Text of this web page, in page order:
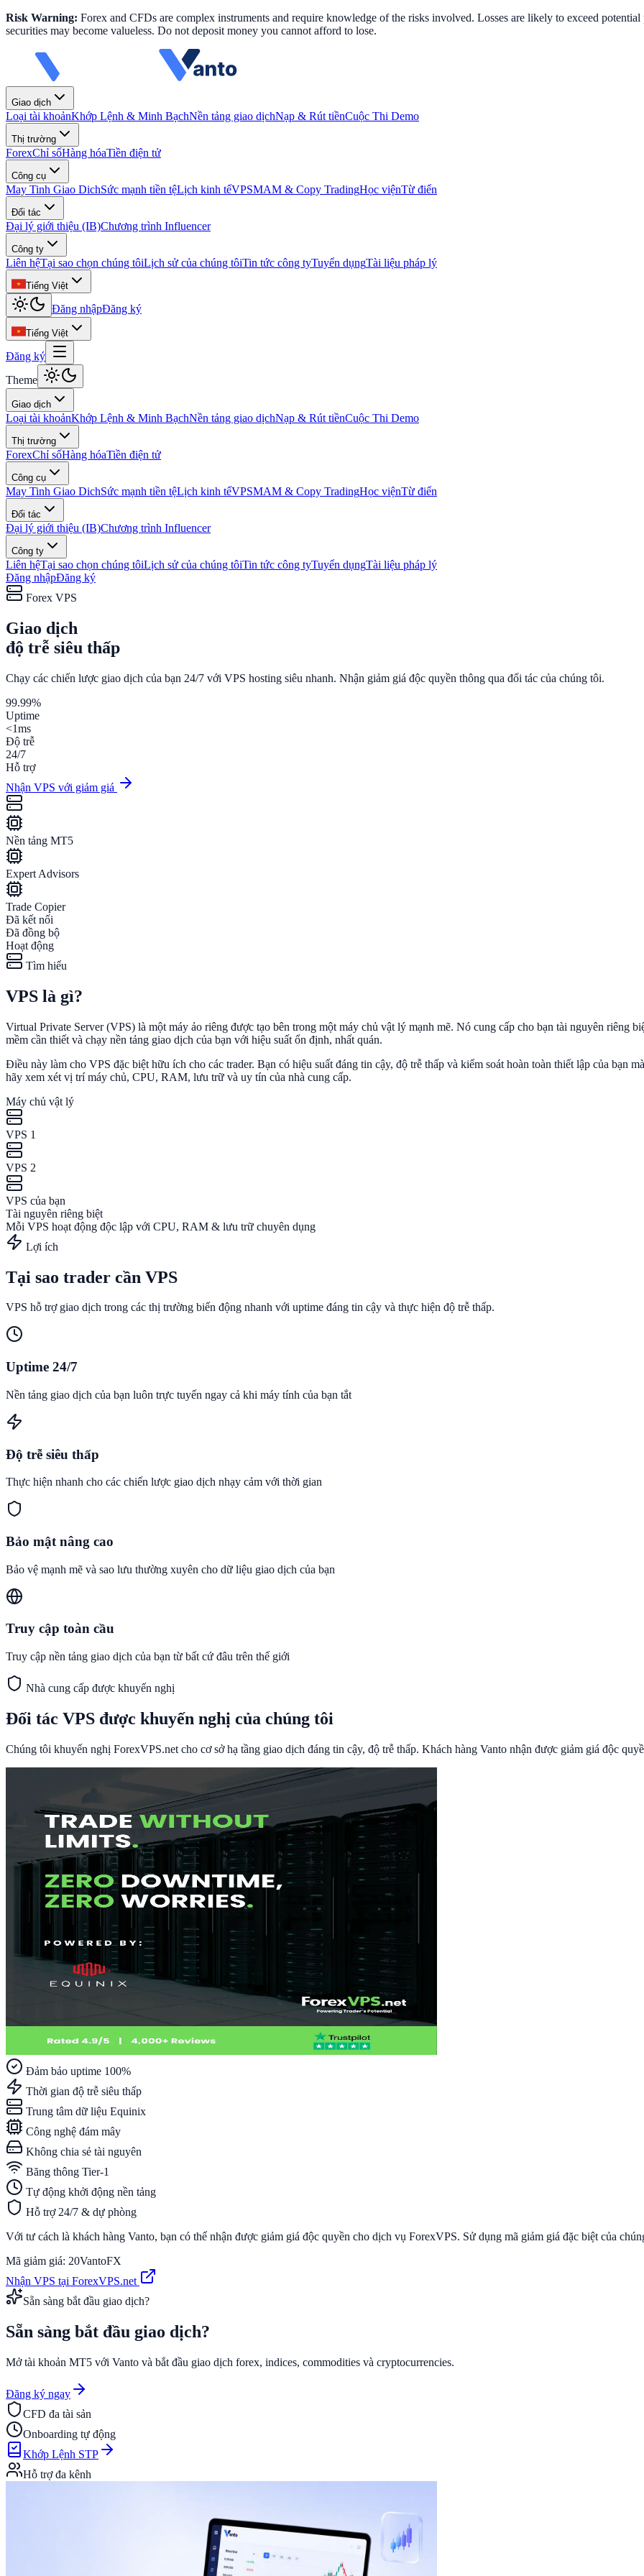
Risk Warning: Forex and CFDs are complex instruments and require knowledge of the risks involved. Losses are likely to exceed
securities may become valueless. Do not deposit money you cannot afford to lose.
Giao dịch
Loại tài khoảnKhớp Lệnh & Minh BạchNền tảng giao dịchNạp & Rút tiềnCuộc Thi Demo
Thị trường
ForexChỉ sốHàng hóaTiền điện tử
Công cụ
May Tinh Giao DichSức mạnh tiền tệLịch kinh tếVPSMAM & Copy TradingHọc việnTừ điển
Đối tác
Đại lý giới thiệu (IB)Chương trình Influencer
Công ty
Liên hệTại sao chọn chúng tôiLịch sử của chúng tôiTin tức công tyTuyển dụngTài liệu pháp lý
Tiếng Việt
Đăng nhậpĐăng ký
Tiếng Việt
Đăng ký
Theme
Giao dịch
Loại tài khoảnKhớp Lệnh & Minh BạchNền tảng giao dịchNạp & Rút tiềnCuộc Thi Demo
Thị trường
ForexChỉ sốHàng hóaTiền điện tử
Công cụ
May Tinh Giao DichSức mạnh tiền tệLịch kinh tếVPSMAM & Copy TradingHọc việnTừ điển
Đối tác
Đại lý giới thiệu (IB)Chương trình Influencer
Công ty
Liên hệTại sao chọn chúng tôiLịch sử của chúng tôiTin tức công tyTuyển dụngTài liệu pháp lý
Đăng nhậpĐăng ký
Forex VPS
Giao dịch
độ trễ siêu thấp
Chạy các chiến lược giao dịch của bạn 24/7 với VPS hosting siêu nhanh. Nhận giảm giá độc quyền thông qua đối tác của chúng tôi.
99.99%
Uptime
<1ms
Độ trễ
24/7
Hỗ trợ
Nhận VPS với giảm giá
Nền tảng MT5
Expert Advisors
Trade Copier
Đã kết nối
Đã đồng bộ
Hoạt động
Tìm hiểu
VPS là gì?
Virtual Private Server (VPS) là một máy ảo riêng được tạo bên trong một máy chủ vật lý mạnh mẽ. Nó cung cấp cho bạn tài nguyên riêng
mềm cần thiết và chạy nền tảng giao dịch của bạn với hiệu suất ổn định, nhất quán.
Điều này làm cho VPS đặc biệt hữu ích cho các trader. Bạn có hiệu suất đáng tin cậy, độ trễ thấp và kiểm soát hoàn toàn thiết lập của bạn
hãy xem xét vị trí máy chủ, CPU, RAM, lưu trữ và uy tín của nhà cung cấp.
Máy chủ vật lý
VPS 1
VPS 2
VPS của bạn
Tài nguyên riêng biệt
Mỗi VPS hoạt động độc lập với CPU, RAM & lưu trữ chuyên dụng
Lợi ích
Tại sao trader cần VPS
VPS hỗ trợ giao dịch trong các thị trường biến động nhanh với uptime đáng tin cậy và thực hiện độ trễ thấp.
Uptime 24/7
Nền tảng giao dịch của bạn luôn trực tuyến ngay cả khi máy tính của bạn tắt
Độ trễ siêu thấp
Thực hiện nhanh cho các chiến lược giao dịch nhạy cảm với thời gian
Bảo mật nâng cao
Bảo vệ mạnh mẽ và sao lưu thường xuyên cho dữ liệu giao dịch của bạn
Truy cập toàn cầu
Truy cập nền tảng giao dịch của bạn từ bất cứ đâu trên thế giới
Nhà cung cấp được khuyến nghị
Đối tác VPS được khuyến nghị của chúng tôi
Chúng tôi khuyến nghị ForexVPS.net cho cơ sở hạ tầng giao dịch đáng tin cậy, độ trễ thấp. Khách hàng Vanto nhận được giảm giá độc
Đảm bảo uptime 100%
Thời gian độ trễ siêu thấp
Trung tâm dữ liệu Equinix
Công nghệ đám mây
Không chia sẻ tài nguyên
Băng thông Tier-1
Tự động khởi động nền tảng
Hỗ trợ 24/7 & dự phòng
Với tư cách là khách hàng Vanto, bạn có thể nhận được giảm giá độc quyền cho dịch vụ ForexVPS. Sử dụng mã giảm giá đặc biệt của
Mã giảm giá: 20VantoFX
Nhận VPS tại ForexVPS.net
Sẵn sàng bắt đầu giao dịch?
Sẵn sàng bắt đầu giao dịch?
Mở tài khoản MT5 với Vanto và bắt đầu giao dịch forex, indices, commodities và cryptocurrencies.
Đăng ký ngay
CFD đa tài sản
Onboarding tự động
Khớp Lệnh STP
Hỗ trợ đa kênh